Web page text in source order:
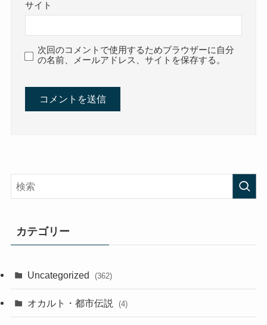
サイト
次回のコメントで使用するためブラウザーに自分
の名前、メールアドレス、サイトを保存する。
カテゴリー
Uncategorized (362)
オカルト・都市伝説 (4)